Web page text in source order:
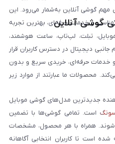
گوشی آنلاین به‌شمار می‌رود. این
و خدمات حرفه‌ای، بهترین تجربه
گوشی آنلاین
تبلت، لپ‌تاپ، ساعت هوشمند،
دیجیتال در دسترس کاربران قرار
و خدمات حرفه‌ای، خریدی سریع و بدون
محصولات ما عبارتند از موارد زیر
جدیدترین مدل‌های گوشی موبایل
است. تمامی گوشی‌ها با تضمین
همراه با هر محصول، مشخصات
است تا کاربران انتخابی آگاهانه